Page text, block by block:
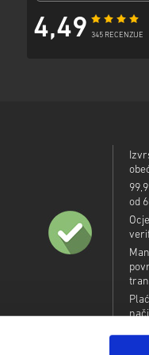
4,49 345 RECENZIJE
od